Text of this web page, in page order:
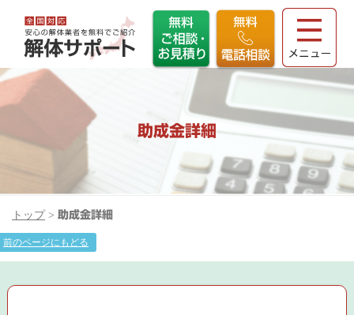
助成金詳細
トップ > 助成金詳細
前のページにもどる